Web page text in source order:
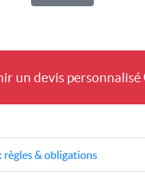
un devis personnalisé
règles & obligations